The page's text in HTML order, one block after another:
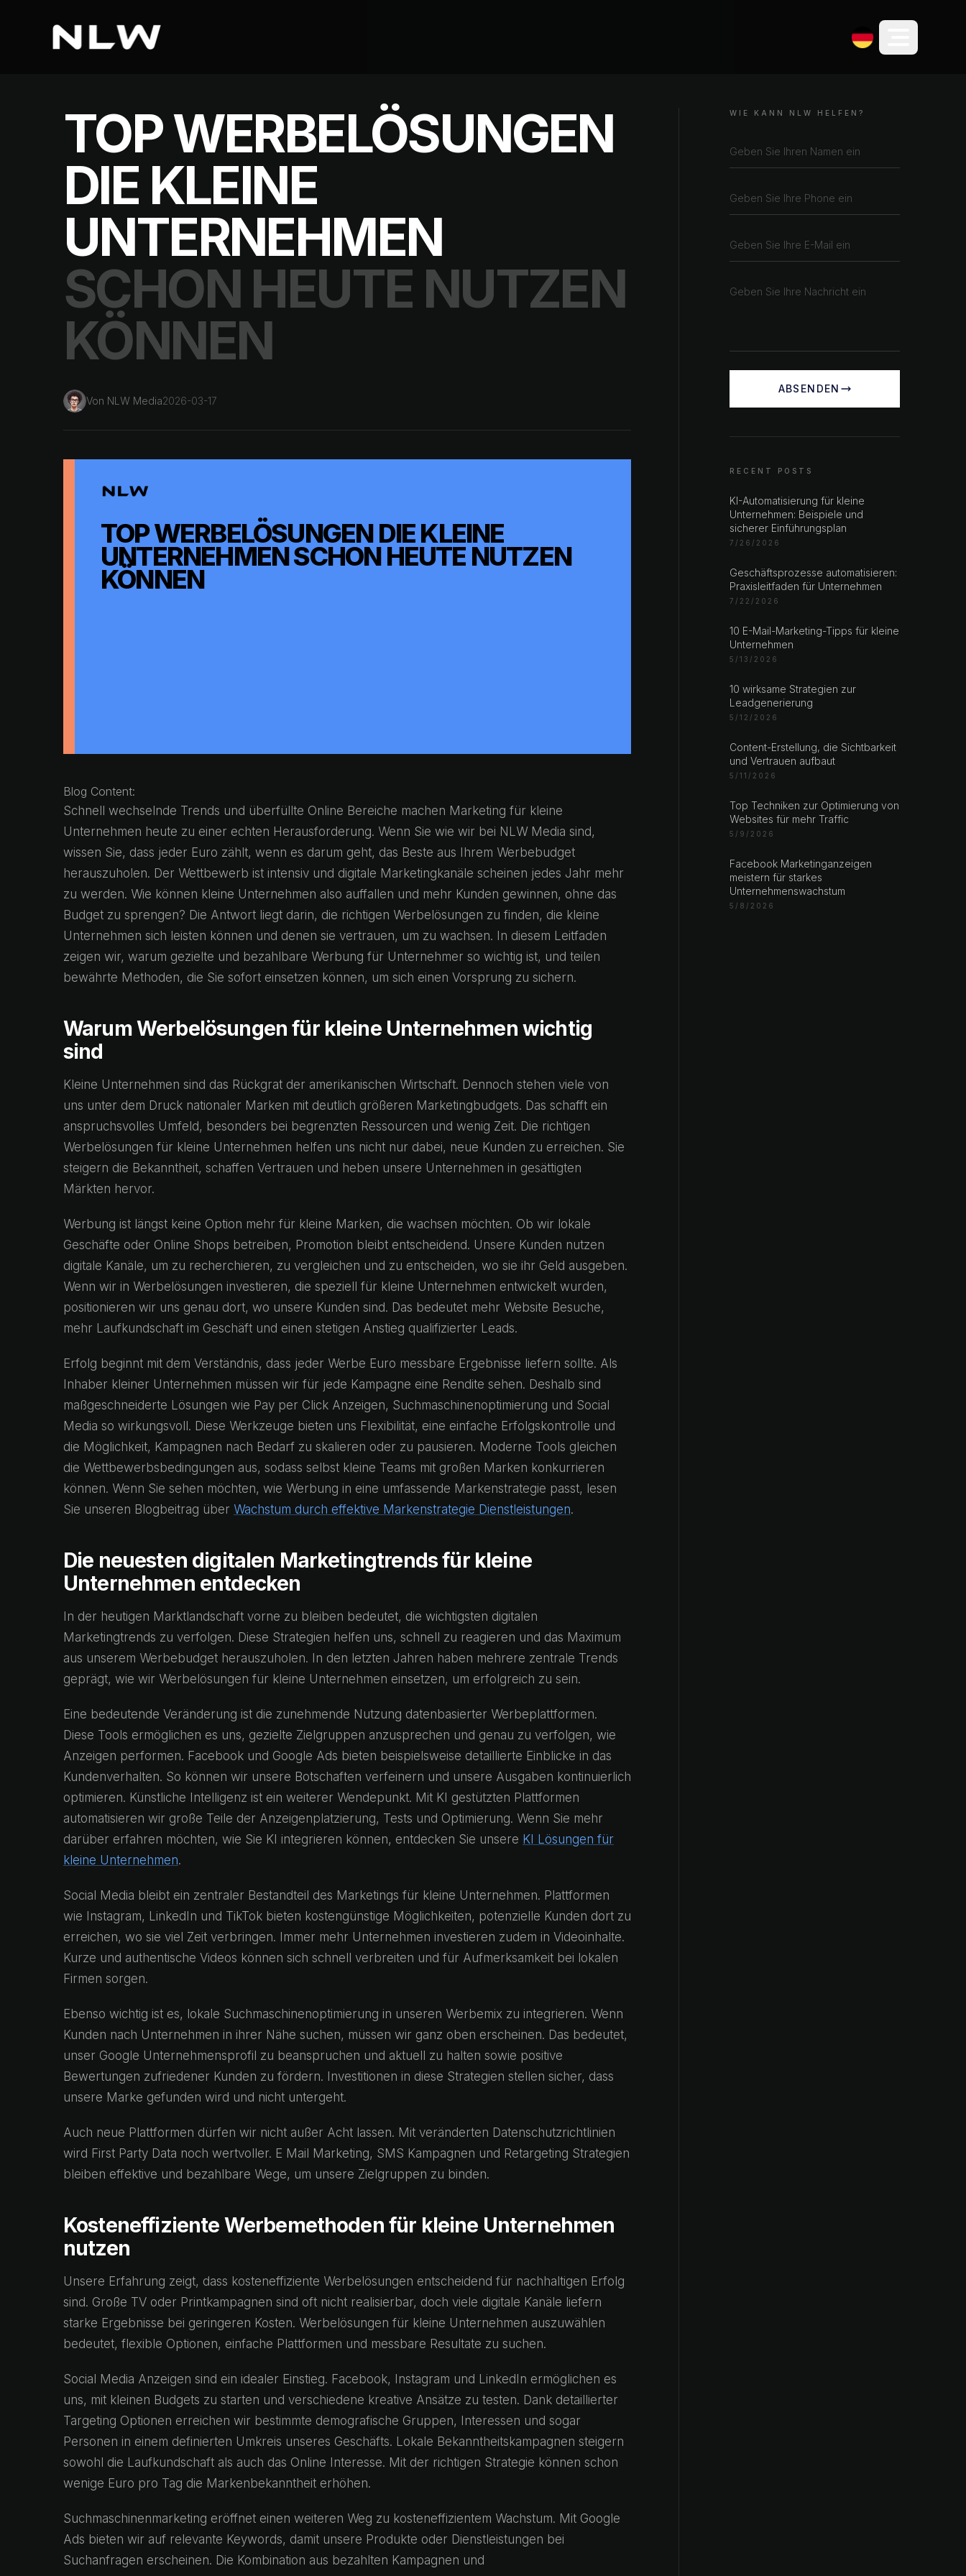
TOP WERBELÖSUNGEN
DIE KLEINE
UNTERNEHMEN
SCHON HEUTE NUTZEN
KÖNNEN
Von NLW Media2026-03-17
TOP WERBELÖSUNGEN DIE KLEINE
UNTERNEHMEN SCHON HEUTE NUTZEN
KÖNNEN
Blog Content:
Schnell wechselnde Trends und überfüllte Online Bereiche machen Marketing für kleine
Unternehmen heute zu einer echten Herausforderung. Wenn Sie wie wir bei NLW Media sind,
wissen Sie, dass jeder Euro zählt, wenn es darum geht, das Beste aus Ihrem Werbebudget
herauszuholen. Der Wettbewerb ist intensiv und digitale Marketingkanäle scheinen jedes Jahr mehr
zu werden. Wie können kleine Unternehmen also auffallen und mehr Kunden gewinnen, ohne das
Budget zu sprengen? Die Antwort liegt darin, die richtigen Werbelösungen zu finden, die kleine
Unternehmen sich leisten können und denen sie vertrauen, um zu wachsen. In diesem Leitfaden
zeigen wir, warum gezielte und bezahlbare Werbung für Unternehmer so wichtig ist, und teilen
bewährte Methoden, die Sie sofort einsetzen können, um sich einen Vorsprung zu sichern.
Warum Werbelösungen für kleine Unternehmen wichtig
sind
Kleine Unternehmen sind das Rückgrat der amerikanischen Wirtschaft. Dennoch stehen viele von
uns unter dem Druck nationaler Marken mit deutlich größeren Marketingbudgets. Das schafft ein
anspruchsvolles Umfeld, besonders bei begrenzten Ressourcen und wenig Zeit. Die richtigen
Werbelösungen für kleine Unternehmen helfen uns nicht nur dabei, neue Kunden zu erreichen. Sie
steigern die Bekanntheit, schaffen Vertrauen und heben unsere Unternehmen in gesättigten
Märkten hervor.
Werbung ist längst keine Option mehr für kleine Marken, die wachsen möchten. Ob wir lokale
Geschäfte oder Online Shops betreiben, Promotion bleibt entscheidend. Unsere Kunden nutzen
digitale Kanäle, um zu recherchieren, zu vergleichen und zu entscheiden, wo sie ihr Geld ausgeben.
Wenn wir in Werbelösungen investieren, die speziell für kleine Unternehmen entwickelt wurden,
positionieren wir uns genau dort, wo unsere Kunden sind. Das bedeutet mehr Website Besuche,
mehr Laufkundschaft im Geschäft und einen stetigen Anstieg qualifizierter Leads.
Erfolg beginnt mit dem Verständnis, dass jeder Werbe Euro messbare Ergebnisse liefern sollte. Als
Inhaber kleiner Unternehmen müssen wir für jede Kampagne eine Rendite sehen. Deshalb sind
maßgeschneiderte Lösungen wie Pay per Click Anzeigen, Suchmaschinenoptimierung und Social
Media so wirkungsvoll. Diese Werkzeuge bieten uns Flexibilität, eine einfache Erfolgskontrolle und
die Möglichkeit, Kampagnen nach Bedarf zu skalieren oder zu pausieren. Moderne Tools gleichen
die Wettbewerbsbedingungen aus, sodass selbst kleine Teams mit großen Marken konkurrieren
können. Wenn Sie sehen möchten, wie Werbung in eine umfassende Markenstrategie passt, lesen
Sie unseren Blogbeitrag über Wachstum durch effektive Markenstrategie Dienstleistungen.
Die neuesten digitalen Marketingtrends für kleine
Unternehmen entdecken
In der heutigen Marktlandschaft vorne zu bleiben bedeutet, die wichtigsten digitalen
Marketingtrends zu verfolgen. Diese Strategien helfen uns, schnell zu reagieren und das Maximum
aus unserem Werbebudget herauszuholen. In den letzten Jahren haben mehrere zentrale Trends
geprägt, wie wir Werbelösungen für kleine Unternehmen einsetzen, um erfolgreich zu sein.
Eine bedeutende Veränderung ist die zunehmende Nutzung datenbasierter Werbeplattformen.
Diese Tools ermöglichen es uns, gezielte Zielgruppen anzusprechen und genau zu verfolgen, wie
Anzeigen performen. Facebook und Google Ads bieten beispielsweise detaillierte Einblicke in das
Kundenverhalten. So können wir unsere Botschaften verfeinern und unsere Ausgaben kontinuierlich
optimieren. Künstliche Intelligenz ist ein weiterer Wendepunkt. Mit KI gestützten Plattformen
automatisieren wir große Teile der Anzeigenplatzierung, Tests und Optimierung. Wenn Sie mehr
darüber erfahren möchten, wie Sie KI integrieren können, entdecken Sie unsere KI Lösungen für
kleine Unternehmen.
Social Media bleibt ein zentraler Bestandteil des Marketings für kleine Unternehmen. Plattformen
wie Instagram, LinkedIn und TikTok bieten kostengünstige Möglichkeiten, potenzielle Kunden dort zu
erreichen, wo sie viel Zeit verbringen. Immer mehr Unternehmen investieren zudem in Videoinhalte.
Kurze und authentische Videos können sich schnell verbreiten und für Aufmerksamkeit bei lokalen
Firmen sorgen.
Ebenso wichtig ist es, lokale Suchmaschinenoptimierung in unseren Werbemix zu integrieren. Wenn
Kunden nach Unternehmen in ihrer Nähe suchen, müssen wir ganz oben erscheinen. Das bedeutet,
unser Google Unternehmensprofil zu beanspruchen und aktuell zu halten sowie positive
Bewertungen zufriedener Kunden zu fördern. Investitionen in diese Strategien stellen sicher, dass
unsere Marke gefunden wird und nicht untergeht.
Auch neue Plattformen dürfen wir nicht außer Acht lassen. Mit veränderten Datenschutzrichtlinien
wird First Party Data noch wertvoller. E Mail Marketing, SMS Kampagnen und Retargeting Strategien
bleiben effektive und bezahlbare Wege, um unsere Zielgruppen zu binden.
Kosteneffiziente Werbemethoden für kleine Unternehmen
nutzen
Unsere Erfahrung zeigt, dass kosteneffiziente Werbelösungen entscheidend für nachhaltigen Erfolg
sind. Große TV oder Printkampagnen sind oft nicht realisierbar, doch viele digitale Kanäle liefern
starke Ergebnisse bei geringeren Kosten. Werbelösungen für kleine Unternehmen auszuwählen
bedeutet, flexible Optionen, einfache Plattformen und messbare Resultate zu suchen.
Social Media Anzeigen sind ein idealer Einstieg. Facebook, Instagram und LinkedIn ermöglichen es
uns, mit kleinen Budgets zu starten und verschiedene kreative Ansätze zu testen. Dank detaillierter
Targeting Optionen erreichen wir bestimmte demografische Gruppen, Interessen und sogar
Personen in einem definierten Umkreis unseres Geschäfts. Lokale Bekanntheitskampagnen steigern
sowohl die Laufkundschaft als auch das Online Interesse. Mit der richtigen Strategie können schon
wenige Euro pro Tag die Markenbekanntheit erhöhen.
Suchmaschinenmarketing eröffnet einen weiteren Weg zu kosteneffizientem Wachstum. Mit Google
Ads bieten wir auf relevante Keywords, damit unsere Produkte oder Dienstleistungen bei
Suchanfragen erscheinen. Die Kombination aus bezahlten Kampagnen und
WIE KANN NLW HELFEN?
ABSENDEN
RECENT POSTS
KI-Automatisierung für kleine
Unternehmen: Beispiele und
sicherer Einführungsplan
7/26/2026
Geschäftsprozesse automatisieren:
Praxisleitfaden für Unternehmen
7/22/2026
10 E-Mail-Marketing-Tipps für kleine
Unternehmen
5/13/2026
10 wirksame Strategien zur
Leadgenerierung
5/12/2026
Content-Erstellung, die Sichtbarkeit
und Vertrauen aufbaut
5/11/2026
Top Techniken zur Optimierung von
Websites für mehr Traffic
5/9/2026
Facebook Marketinganzeigen
meistern für starkes
Unternehmenswachstum
5/8/2026